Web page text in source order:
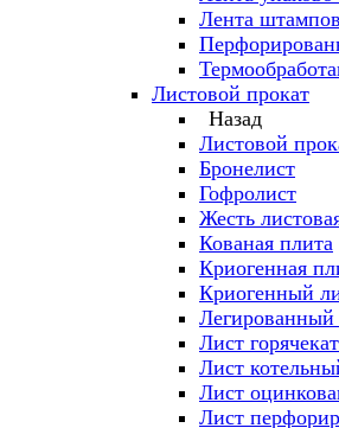
Лента
Листовой прокат
Назад
Листовой
Бронелист
Гофролист
Жесть
Кованая плита
Криогенная
Криогенный
Легированный
Лист
Лист
Лист
Лист